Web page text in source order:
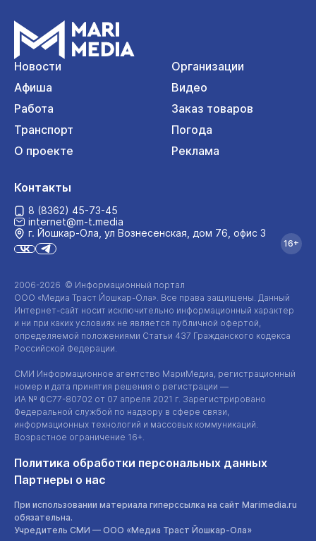
Новости
Организации
Афиша
Видео
Работа
Заказ товаров
Транспорт
Погода
О проекте
Реклама
2006-2026 © Информационный портал
ООО «Медиа Траст Йошкар-Ола». Все права защищены. Данный
Интернет-сайт носит исключительно информационный характер
и ни при каких условиях не является публичной офертой,
определяемой положениями Статьи 437 Гражданского кодекса
Российской Федерации.
СМИ Информационное агентство МариМедиа, регистрационный
номер и дата принятия решения о регистрации —
ИА № ФС77-80702 от 07 апреля 2021 г. Зарегистрировано
Федеральной службой по надзору в сфере связи,
информационных технологий и массовых коммуникаций.
Возрастное ограничение 16+.
Политика обработки персональных данных
Партнеры о нас
При использовании материала гиперссылка на сайт Marimedia.ru
обязательна.
Учредитель СМИ — ООО «Медиа Траст Йошкар-Ола»
Контакты
8 (8362) 45-73-45
internet@m-t.media
г. Йошкар‑Ола, ул Вознесенская, дом 76, офис 3
16+